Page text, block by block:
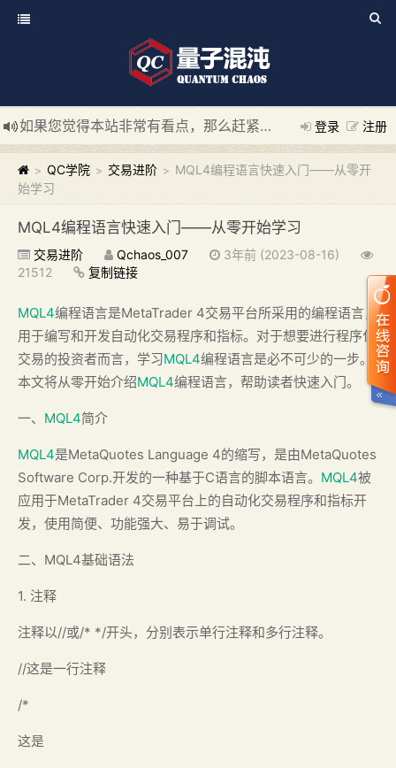
登录 注册
如果您觉得本站非常有看点，那么赶紧使用Ctrl+D 收藏我们吧
新添加量子混沌系统板块，欢迎大家访问！
---“量子混沌系
> QC学院 > 交易进阶 > MQL4编程语言快速入门——从零开
始学习
MQL4编程语言快速入门——从零开始学习
交易进阶 Qchaos_007
3年前 (2023-08-16)
21512
复制链接
MQL4编程语言是MetaTrader 4交易平台所采用的编程语言，
用于编写和开发自动化交易程序和指标。对于想要进行程序化
交易的投资者而言，学习MQL4编程语言是必不可少的一步。
本文将从零开始介绍MQL4编程语言，帮助读者快速入门。
一、 MQL4简介
MQL4是MetaQuotes Language 4的缩写，是由MetaQuotes
Software Corp.开发的一种基于C语言的脚本语言。 MQL4被
应用于MetaTrader 4交易平台上的自动化交易程序和指标开
发，使用简便、功能强大、易于调试。
二、MQL4基础语法
1. 注释
注释以//或/* */开头，分别表示单行注释和多行注释。
//这是一行注释
/*
这是